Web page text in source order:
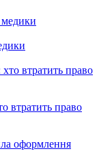
втратить право